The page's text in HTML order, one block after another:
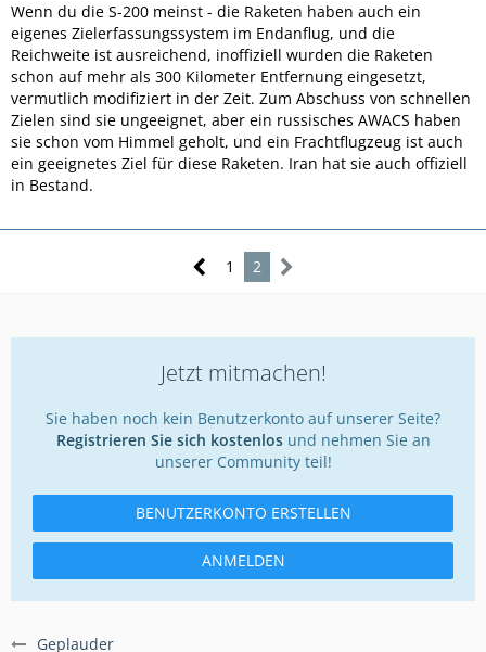
Geplauder
Wenn du die S-200 meinst - die Raketen haben auch ein
eigenes Zielerfassungssystem im Endanflug, und die
Reichweite ist ausreichend, inoffiziell wurden die Raketen
schon auf mehr als 300 Kilometer Entfernung eingesetzt,
vermutlich modifiziert in der Zeit. Zum Abschuss von schnellen
Zielen sind sie ungeeignet, aber ein russisches AWACS haben
sie schon vom Himmel geholt, und ein Frachtflugzeug ist auch
ein geeignetes Ziel für diese Raketen. Iran hat sie auch offiziell
in Bestand.
1 2
Jetzt mitmachen!
Sie haben noch kein Benutzerkonto auf unserer Seite?
Registrieren Sie sich kostenlosund nehmen Sie an
unserer Community teil!
BENUTZERKONTO ERSTELLEN
ANMELDEN